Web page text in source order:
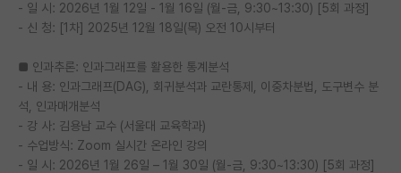
- 일 시: 2026년 1월 12일 - 1월 16일 (월-금, 9:30~13:30) [5회 과정]
- 신 청: [1차] 2025년 12월 18일(목) 오전 10시부터
■ 인과추론: 인과그래프를 활용한 통계분석
- 내 용: 인과그래프(DAG), 회귀분석과 교란통제, 이중차분법, 도구변수 분
석, 인과매개분석
- 강 사: 김용남 교수 (서울대 교육학과)
- 수업방식: Zoom 실시간 온라인 강의
- 일 시: 2026년 1월 26일 – 1월 30일 (월-금, 9:30~13:30) [5회 과정]